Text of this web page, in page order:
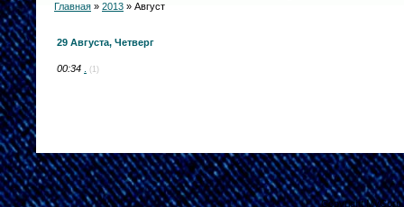
Главная » 2013 » Август
29 Августа, Четверг
00:34 (1)
Copyright MyCorp